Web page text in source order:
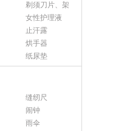
剃须刀片、架
女性护理液
止汗露
烘手器
纸尿垫
缝纫尺
闹钟
雨伞